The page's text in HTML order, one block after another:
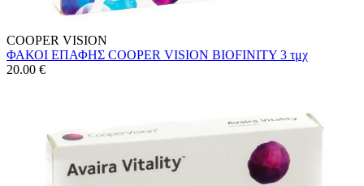
COOPER VISION
ΦΑΚΟΙ ΕΠΑΦΗΣ COOPER VISION BIOFINITY 3 τμχ
20.00 €